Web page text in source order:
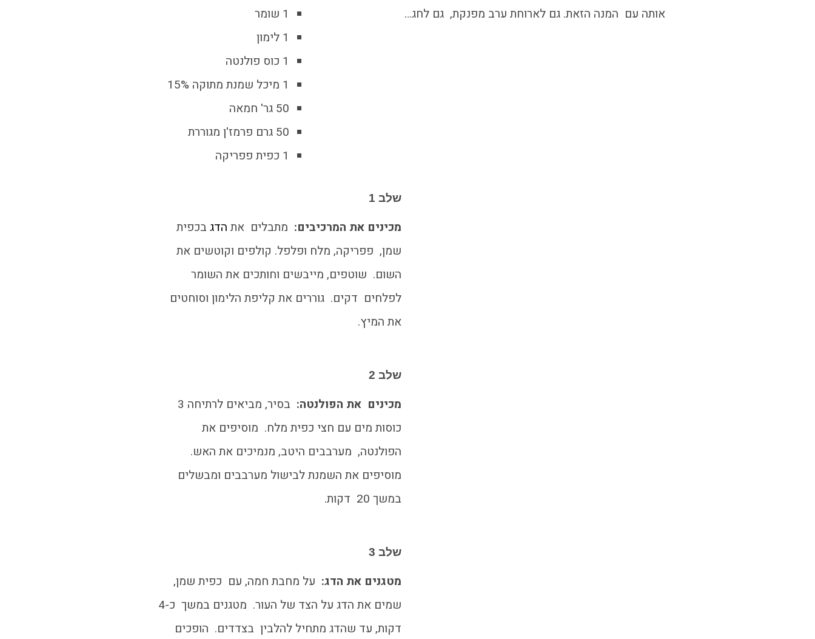
אותה עם המנה הזאת. גם לארוחת ערב מפנקת, גם לחג…
1 שומר
1 לימון
1 כוס פולנטה
1 מיכל שמנת מתוקה 15%
50 גר' חמאה
50 גרם פרמז'ן מגוררת
1 כפית פפריקה
שלב 1
מכינים את המרכיבים: מתבלים את הדג בכפית
שמן, פפריקה, מלח ופלפל. קולפים וקוטשים את
השום. שוטפים, מייבשים וחותכים את השומר
לפלחים דקים. גוררים את קליפת הלימון וסוחטים
את המיץ.
שלב 2
מכינים את הפולנטה:
בסיר, מביאים לרתיחה 3
כוסות מים עם חצי כפית מלח. מוסיפים את
הפולנטה, מערבבים היטב, מנמיכים את האש.
מוסיפים את השמנת לבישול מערבבים ומבשלים
במשך 20 דקות.
שלב 3
מטגנים את הדג: על מחבת חמה, עם כפית שמן,
שמים את הדג על הצד של העור. מטגנים במשך כ-4
דקות, עד שהדג מתחיל להלבין בצדדים. הופכים